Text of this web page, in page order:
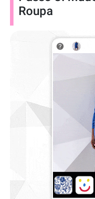
Roupa